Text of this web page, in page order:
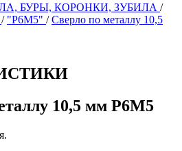
БУРЫ, КОРОНКИ, ЗУБИЛА /
/ "Р6М5" /Сверло по металлу 10,5
10,5 мм Р6М5